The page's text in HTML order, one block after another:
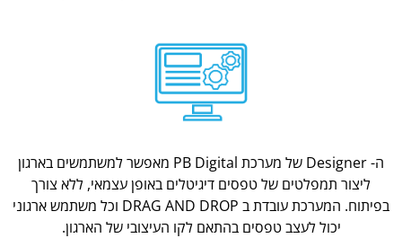
ה- Designer של מערכת PB Digital מאפשר למשתמשים בארגון
ליצור תמפלטים של טפסים דיגיטלים באופן עצמאי, ללא צורך
בפיתוח. המערכת עובדת ב DRAG AND DROP וכל משתמש ארגוני
יכול לעצב טפסים בהתאם לקו העיצובי של הארגון.